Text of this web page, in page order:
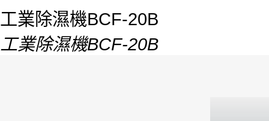
工業除濕機BCF-20B
工業除濕機BCF-20B